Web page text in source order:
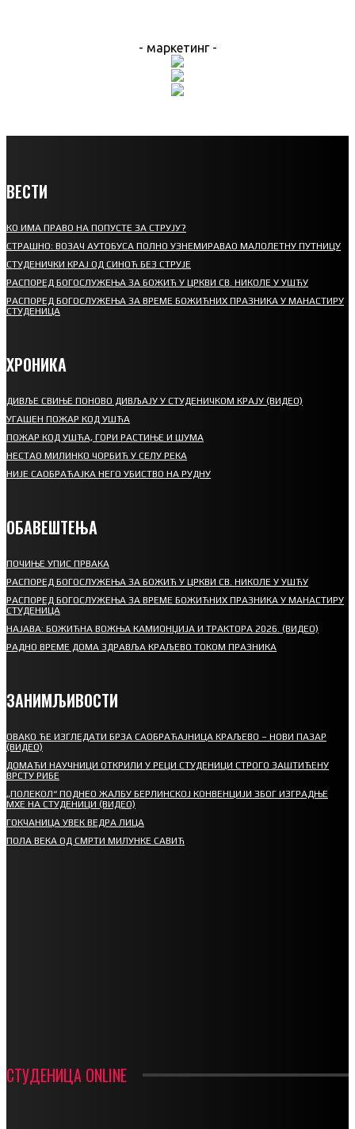
- маркетинг -
ВЕСТИ
КО ИМА ПРАВО НА ПОПУСТЕ ЗА СТРУЈУ?
СТРАШНО: ВОЗАЧ АУТОБУСА ПОЛНО УЗНЕМИРАВАО МАЛОЛЕТНУ ПУТНИЦУ
СТУДЕНИЧКИ КРАЈ ОД СИНОЋ БЕЗ СТРУЈЕ
РАСПОРЕД БОГОСЛУЖЕЊА ЗА БОЖИЋ У ЦРКВИ СВ. НИКОЛЕ У УШЋУ
РАСПОРЕД БОГОСЛУЖЕЊА ЗА ВРЕМЕ БОЖИЋНИХ ПРАЗНИКА У МАНАСТИРУ
СТУДЕНИЦА
ХРОНИКА
ДИВЉЕ СВИЊЕ ПОНОВО ДИВЉАЈУ У СТУДЕНИЧКОМ КРАЈУ (ВИДЕО)
УГАШЕН ПОЖАР КОД УШЋА
ПОЖАР КОД УШЋА, ГОРИ РАСТИЊЕ И ШУМА
НЕСТАО МИЛИНКО ЧОРБИЋ У СЕЛУ РЕКА
НИЈЕ САОБРАЋАЈКА НЕГО УБИСТВО НА РУДНУ
ОБАВЕШТЕЊА
ПОЧИЊЕ УПИС ПРВАКА
РАСПОРЕД БОГОСЛУЖЕЊА ЗА БОЖИЋ У ЦРКВИ СВ. НИКОЛЕ У УШЋУ
РАСПОРЕД БОГОСЛУЖЕЊА ЗА ВРЕМЕ БОЖИЋНИХ ПРАЗНИКА У МАНАСТИРУ
СТУДЕНИЦА
НАЈАВА: БОЖИЋНА ВОЖЊА КАМИОНЏИЈА И ТРАКТОРА 2026. (ВИДЕО)
РАДНО ВРЕМЕ ДОМА ЗДРАВЉА КРАЉЕВО ТОКОМ ПРАЗНИКА
ЗАНИМЉИВОСТИ
ОВАКО ЋЕ ИЗГЛЕДАТИ БРЗА САОБРАЋАЈНИЦА КРАЉЕВО – НОВИ ПАЗАР
(ВИДЕО)
ДОМАЋИ НАУЧНИЦИ ОТКРИЛИ У РЕЦИ СТУДЕНИЦИ СТРОГО ЗАШТИЋЕНУ
ВРСТУ РИБЕ
„ПОЛЕКОЛ“ ПОДНЕО ЖАЛБУ БЕРЛИНСКОЈ КОНВЕНЦИЈИ ЗБОГ ИЗГРАДЊЕ
МХЕ НА СТУДЕНИЦИ (ВИДЕО)
ГОКЧАНИЦА УВЕК ВЕДРА ЛИЦА
ПОЛА ВЕКА ОД СМРТИ МИЛУНКЕ САВИЋ
СТУДЕНИЦА ONLINE